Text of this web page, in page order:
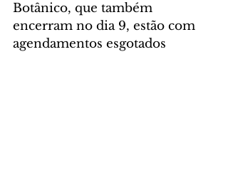
Botânico, que também
encerram no dia 9, estão com
agendamentos esgotados